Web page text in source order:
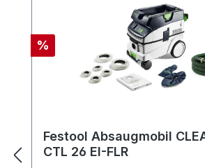
Rabatt
%
Festool Absaugmobil
CTL 26 EI-FLR